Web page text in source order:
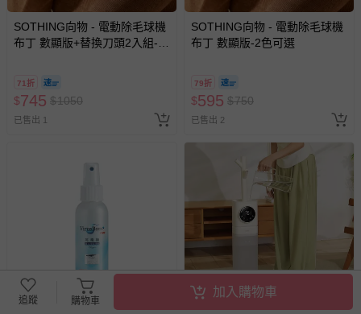
SOTHING向物 - 電動除毛球機
布丁 數顯版+替換刀頭2入組-2
71折
$745 $1050
已售出 1
SOTHING向物 - 電動除毛球機
布丁 數顯版-2色可選
79折
$595 $750
已售出 2
追蹤 購物車
加入購物車